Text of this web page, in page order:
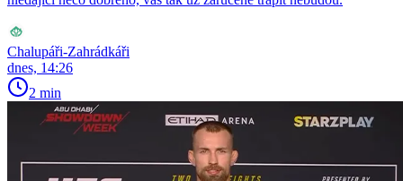
Chalupáři-Zahrádkáři
dnes, 14:26
2 min